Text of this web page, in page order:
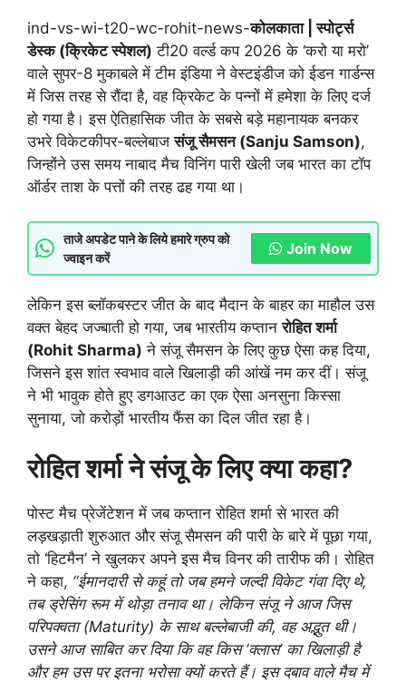
ind-vs-wi-t20-wc-rohit-news-कोलकाता | स्पोर्ट्स
डेस्क (क्रिकेट स्पेशल) टी20 वर्ल्ड कप 2026 के ‘करो या मरो’
वाले सुपर-8 मुकाबले में टीम इंडिया ने वेस्टइंडीज को ईडन गार्डन्स
में जिस तरह से रौंदा है, वह क्रिकेट के पन्नों में हमेशा के लिए दर्ज
हो गया है। इस ऐतिहासिक जीत के सबसे बड़े महानायक बनकर
उभरे विकेटकीपर-बल्लेबाजसंजू सैमसन (Sanju Samson),
जिन्होंने उस समय नाबाद मैच विनिंग पारी खेली जब भारत का टॉप
ऑर्डर ताश के पत्तों की तरह ढह गया था।
ताजे अपडेट पाने के लिये हमारे ग्रुप को
ज्वाइन करें
Join Now
लेकिन इस ब्लॉकबस्टर जीत के बाद मैदान के बाहर का माहौल उस
वक्त बेहद जज्बाती हो गया, जब भारतीय कप्तानरोहित शर्मा
(Rohit Sharma) ने संजू सैमसन के लिए कुछ ऐसा कह दिया,
जिसने इस शांत स्वभाव वाले खिलाड़ी की आंखें नम कर दीं। संजू
ने भी भावुक होते हुए डगआउट का एक ऐसा अनसुना किस्सा
सुनाया, जो करोड़ों भारतीय फैंस का दिल जीत रहा है।
रोहित शर्मा ने संजू के लिए क्या कहा?
पोस्ट मैच प्रेजेंटेशन में जब कप्तान रोहित शर्मा से भारत की
लड़खड़ाती शुरुआत और संजू सैमसन की पारी के बारे में पूछा गया,
तो ‘हिटमैन’ ने खुलकर अपने इस मैच विनर की तारीफ की। रोहित
ने कहा, “ईमानदारी से कहूं तो जब हमने जल्दी विकेट गंवा दिए थे,
तब ड्रेसिंग रूम में थोड़ा तनाव था। लेकिन संजू ने आज जिस
परिपक्वता (Maturity) के साथ बल्लेबाजी की, वह अद्भुत थी।
उसने आज साबित कर दिया कि वह किस ‘क्लास’ का खिलाड़ी है
और हम उस पर इतना भरोसा क्यों करते हैं। इस दबाव वाले मैच में